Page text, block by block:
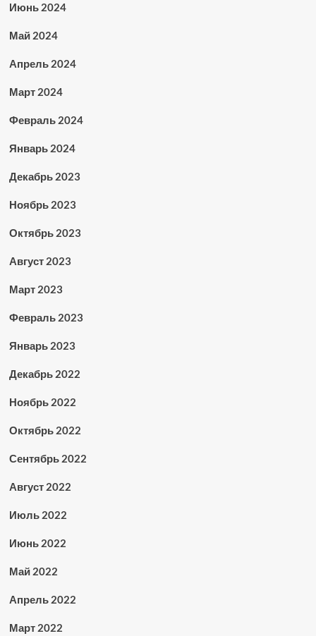
Июнь 2024
Май 2024
Апрель 2024
Март 2024
Февраль 2024
Январь 2024
Декабрь 2023
Ноябрь 2023
Октябрь 2023
Август 2023
Март 2023
Февраль 2023
Январь 2023
Декабрь 2022
Ноябрь 2022
Октябрь 2022
Сентябрь 2022
Август 2022
Июль 2022
Июнь 2022
Май 2022
Апрель 2022
Март 2022